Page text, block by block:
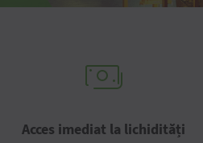
Acces imediat la lichidități